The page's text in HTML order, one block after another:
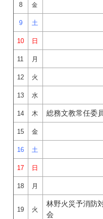
8 金
9 土
10 日
11 月
12 火
13 水
14 木 総務文教常任委
15 金
16 土
17 日
18 月
19 火
林野火災予消防
会